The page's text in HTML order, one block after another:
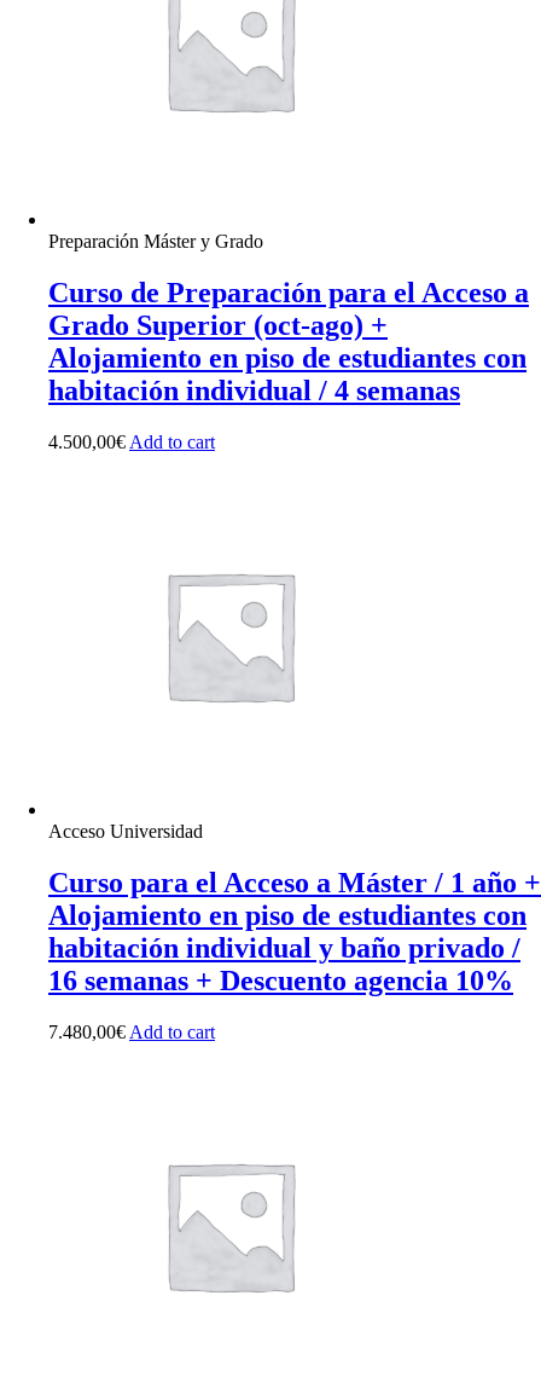
Preparación Máster y Grado
Curso de Preparación para el Acceso a
Grado Superior (oct-ago) +
Alojamiento en piso de estudiantes con
habitación individual / 4 semanas
4.500,00€ Add to cart
Acceso Universidad
Curso para el Acceso a Máster / 1 año +
Alojamiento en piso de estudiantes con
habitación individual y baño privado /
16 semanas + Descuento agencia 10%
7.480,00€ Add to cart